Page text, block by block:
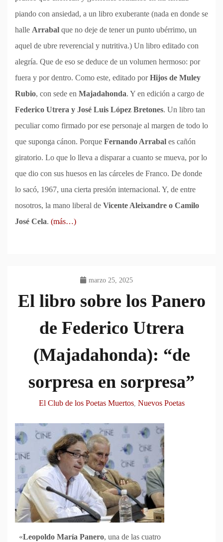
piando con ansiedad, a un libro exuberante (nada en donde se
halle Arrabal que no deje de tener un punto ubérrimo, un
aquel de ubre reverencial y nutritiva.) Un libro editado con
alegría. Que de eso se deduce de un volumen hermoso: por
fuera y por dentro. Como este, editado porHijos de Muley
Rubio, con sede en Majadahonda. Y en edición a cargo de
Federico Utrera y José Luis López Bretones. Un libro tan
peculiar como firmado por ese personaje al margen de todo lo
que suponga cánon. Porque Fernando Arrabal es cañón
giratorio. Lo que lo lleva a disparar a cuanto se mueva, por lo
que dio con sus huesos en las cárceles de Franco. De donde
lo sacó, 1967, una cierta presión internacional. Y, de entre
nosotros, la mano liberal de Vicente Aleixandre o Camilo
José Cela. (más…)
marzo 25, 2025
El libro sobre los Panero
de Federico Utrera
(Majadahonda): “de
sorpresa en sorpresa”
El Club de los Poetas Muertos, Nuevos Poetas
«Leopoldo María Panero, una de las cuatro